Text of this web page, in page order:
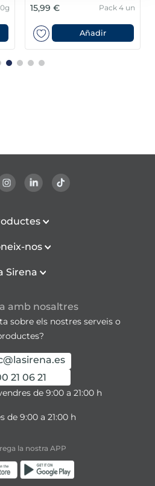
15,99 € Pack 4 un
Añadir
nos
Sirena
amb nosaltres
sobre els nostres serveis o
21 06 21
de 9:00 a 21:00 h
de 9:00 a 21:00 h
la nostra APP